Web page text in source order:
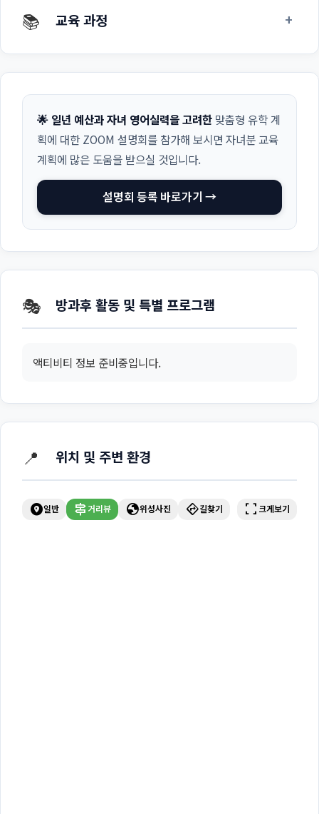
📚 교육 과정 +
🌟 일년 예산과 자녀 영어실력을 고려한 맞춤형 유학 계
획에 대한 ZOOM 설명회를 참가해 보시면 자녀분 교육
계획에 많은 도움을 받으실 것입니다.
설명회 등록 바로가기 →
🎭 방과후 활동 및 특별 프로그램
액티비티 정보 준비중입니다.
📍 위치 및 주변 환경
explore_nearby일반 signpost 거리뷰 globe위성사진 directions길찾기 fullscreen 크게보기